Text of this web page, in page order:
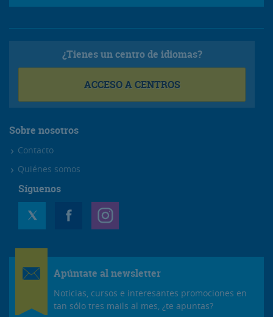
¿Tienes un centro de idiomas?
ACCESO A CENTROS
Sobre nosotros
Contacto
Quiénes somos
Síguenos
Apúntate al newsletter
Noticias, cursos e interesantes promociones en
tan sólo tres mails al mes, ¿te apuntas?